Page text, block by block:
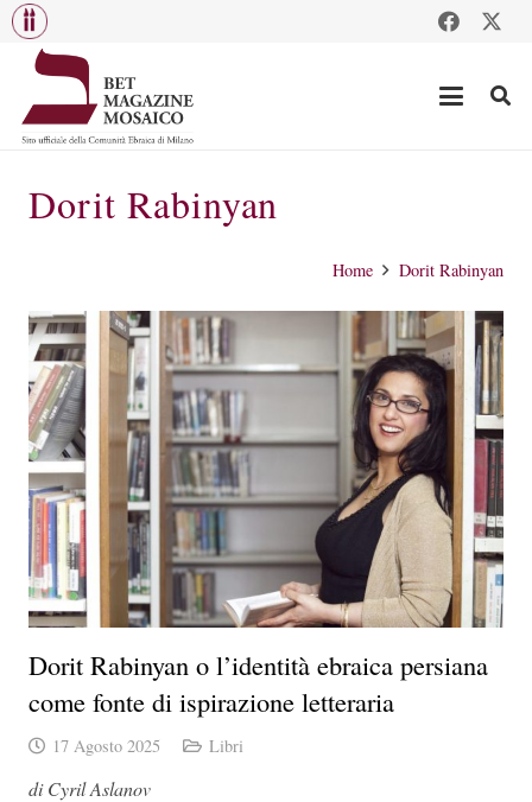
Dorit Rabinyan
Home Dorit Rabinyan
Dorit Rabinyan o l’identità ebraica persiana
come fonte di ispirazione letteraria
17 Agosto 2025 Libri
di Cyril Aslanov